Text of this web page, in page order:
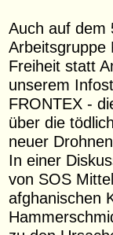
Auch auf dem
Arbeitsgruppe
Freiheit statt
unserem
FRONTEX -
über die
neuer
In einer
von SOS
afghanischen